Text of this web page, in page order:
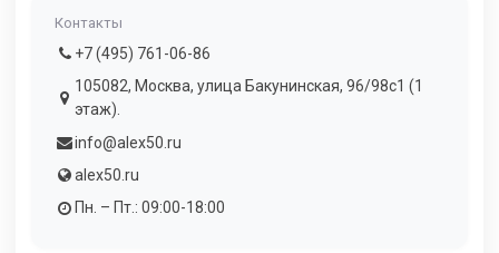
Контакты
+7 (495) 761-06-86
105082, Москва, улица Бакунинская, 96/98с1 (1
этаж).
info@alex50.ru
alex50.ru
Пн. – Пт.: 09:00-18:00